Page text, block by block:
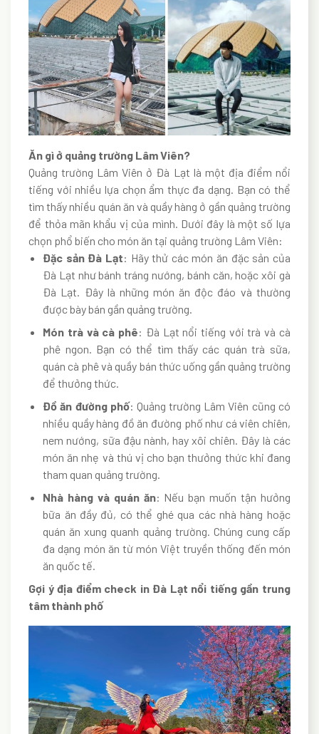
Ăn gì ở quảng trường Lâm Viên?
Quảng trường Lâm Viên ở Đà Lạt là một địa điểm nổi
tiếng với nhiều lựa chọn ẩm thực đa dạng. Bạn có thể
tìm thấy nhiều quán ăn và quầy hàng ở gần quảng trường
để thỏa mãn khẩu vị của mình. Dưới đây là một số lựa
chọn phổ biến cho món ăn tại quảng trường Lâm Viên:
Đặc sản Đà Lạt: Hãy thử các món ăn đặc sản của
Đà Lạt như bánh tráng nướng, bánh căn, hoặc xôi gà
Đà Lạt. Đây là những món ăn độc đáo và thường
được bày bán gần quảng trường.
Món trà và cà phê: Đà Lạt nổi tiếng với trà và cà
phê ngon. Bạn có thể tìm thấy các quán trà sữa,
quán cà phê và quầy bán thức uống gần quảng trường
để thưởng thức.
Đồ ăn đường phố: Quảng trường Lâm Viên cũng có
nhiều quầy hàng đồ ăn đường phố như cá viên chiên,
nem nướng, sữa đậu nành, hay xôi chiên. Đây là các
món ăn nhẹ và thú vị cho bạn thưởng thức khi đang
tham quan quảng trường.
Nhà hàng và quán ăn: Nếu bạn muốn tận hưởng
bữa ăn đầy đủ, có thể ghé qua các nhà hàng hoặc
quán ăn xung quanh quảng trường. Chúng cung cấp
đa dạng món ăn từ món Việt truyền thống đến món
ăn quốc tế.
Gợi ý địa điểm check in Đà Lạt nổi tiếng gần trung
tâm thành phố